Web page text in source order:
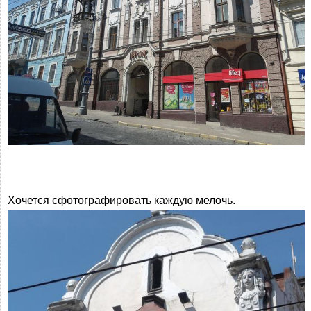
Хочется сфотографировать каждую мелочь.